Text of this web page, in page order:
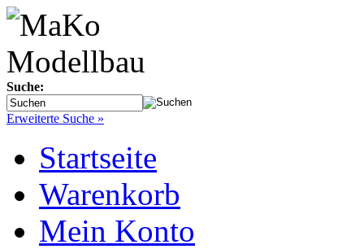
Suche:
Erweiterte Suche »
Startseite
Warenkorb
Mein Konto